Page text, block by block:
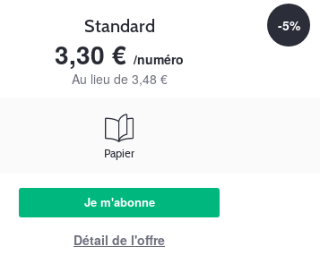
-5%
Standard
3,30 € /numéro
Au lieu de 3,48 €
Papier
Je m'abonne
Détail de l'offre